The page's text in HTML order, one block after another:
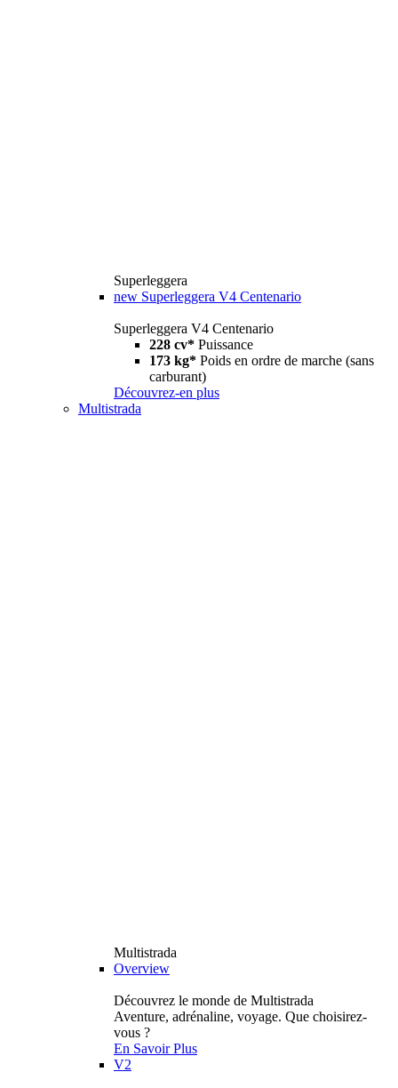
Superleggera
new Superleggera V4 Centenario
Superleggera V4 Centenario
228 cv* Puissance
173 kg* Poids en ordre de marche (sans
carburant)
Découvrez-en plus
Multistrada
Multistrada
Overview
Découvrez le monde de Multistrada
Aventure, adrénaline, voyage. Que choisirez-
vous ?
En Savoir Plus
V2